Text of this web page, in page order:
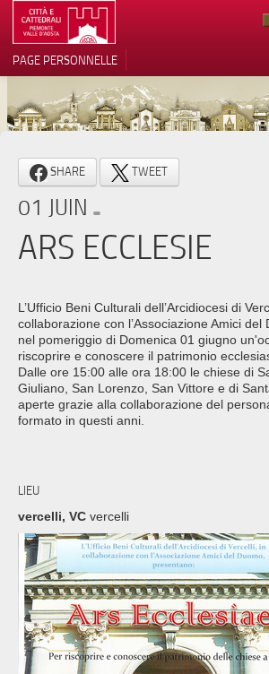
TERRITOIRE
ARCHITECTURE
MUSÉES
ITINÉRAIRES
EVÉNEMENTS
BÉNÉVOLES
CONTACTS
PRESS
PAGE PERSONNELLE
SHARE TWEET
01 JUIN
ARS ECCLESIE
L’Ufficio Beni Culturali dell’Arcidiocesi di
collaborazione con l’Associazione Amici
nel pomeriggio di Domenica 01 giugno
riscoprire e conoscere il patrimonio
Dalle ore 15:00 alle ora 18:00 le chiese di
Giuliano, San Lorenzo, San Vittore e di
aperte grazie alla collaborazione del
formato in questi anni.
LIEU
vercelli, VC vercelli
Notification lors de la collecte
Vos choix en
confidentialité